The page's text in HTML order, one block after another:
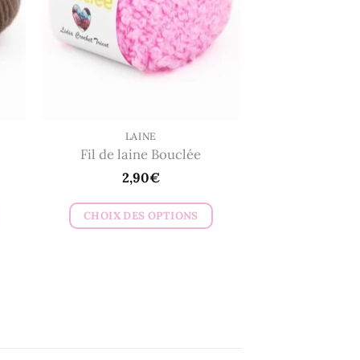
peuvent
être
choisies
sur
du
produit
LAINE
Fil de laine Bouclée
2,90€
CHOIX DES OPTIONS